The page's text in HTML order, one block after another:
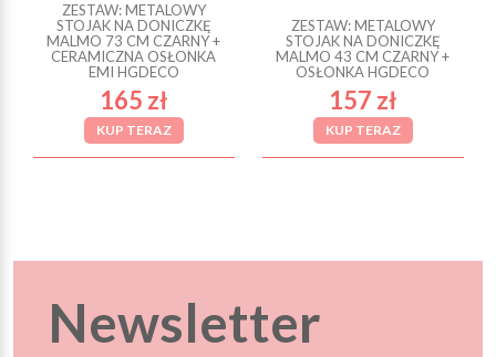
ZESTAW: METALOWY
STOJAK NA DONICZKĘ
MALMO 73 CM CZARNY +
CERAMICZNA OSŁONKA
EMI HGDECO
165 zł
KUP TERAZ
ZESTAW: METALOWY
STOJAK NA DONICZKĘ
MALMO 43 CM CZARNY +
OSŁONKA HGDECO
157 zł
KUP TERAZ
Newsletter